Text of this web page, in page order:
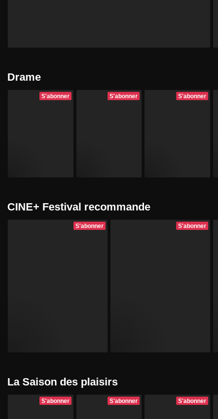
Drame
S'abonner S'abonner S'abonner
CINE+ Festival recommande
S'abonner S'abonner
La Saison des plaisirs
S'abonner S'abonner S'abonner